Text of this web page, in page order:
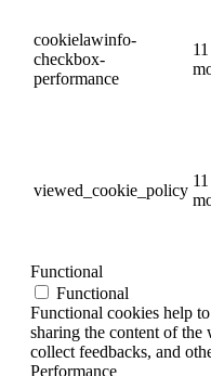
cookielawinfo-
checkbox-
performance
11
viewed_cookie_policy
11
Functional
Functional
Functional cookies help
sharing the content of the
collect feedbacks, and
Performance